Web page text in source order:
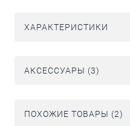
ХАРАКТЕРИСТИКИ
АКСЕССУАРЫ (3)
ПОХОЖИЕ ТОВАРЫ (2)